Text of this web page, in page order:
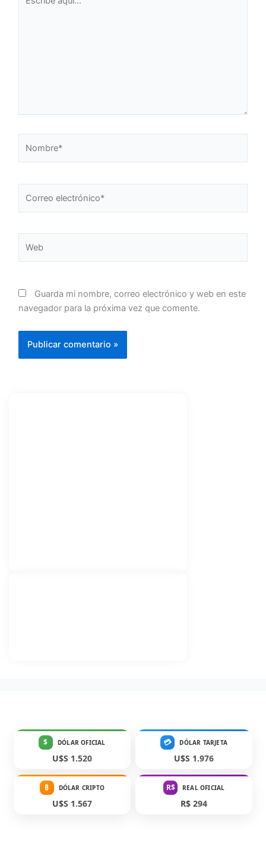
electrónico*
Guarda mi nombre, correo electrónico y web en este
navegador para la próxima vez que comente.
$ DÓLAR OFICIAL
U$S 1.520
💳 DÓLAR TARJETA
U$S 1.976
₿ DÓLAR CRIPTO
U$S 1.567
R$ REAL OFICIAL
R$ 294